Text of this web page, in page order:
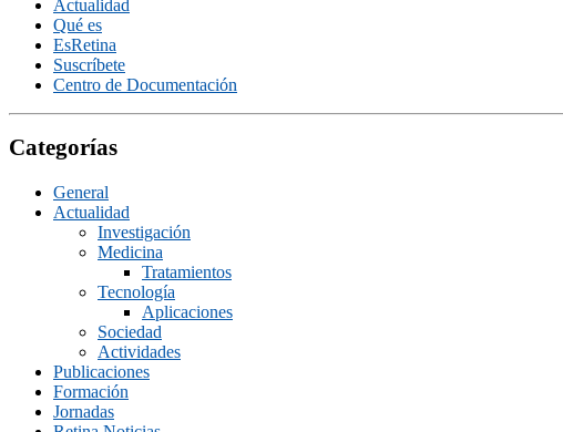
Actualidad
Qué es
EsRetina
Suscrí­bete
Centro de Documentación
Categorías
General
Actualidad
Investigación
Medicina
Tratamientos
Tecnologí­a
Aplicaciones
Sociedad
Actividades
Publicaciones
Formación
Jornadas